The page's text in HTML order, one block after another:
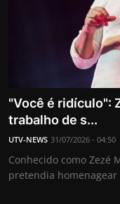
"Você é ridículo":
trabalho de s...
UTV-NEWS 31/07/2026 - 04:50
Conhecido como Zezé
pretendia homenagear